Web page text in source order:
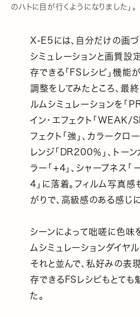
のハトに目が行くようになりました」。
X-E5には、自分だけの画づ
シミュレーションと画質設
存できる「FSレシピ」機能
調整をしてみたところ、最
ルムシミュレーションを「
イン・エフェクト「WEAK/
フェクト「強」、カラークロ
レンジ「DR200％」、トー
ラー「+4」、シャープネス「
4」に落着。フィルム写真
がりで、高級感のある感じに
シーンによって咄嗟に色味
ムシミュレーションダイヤ
それと並んで、私好みの表
存できるFSレシピもとても
た。